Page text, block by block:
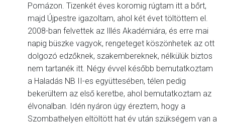
Pomázon. Tizenkét éves koromig rúgtam itt a bőrt,
majd Újpestre igazoltam, ahol két évet töltöttem el.
2008-ban felvettek az Illés Akadémiára, és erre mai
napig büszke vagyok, rengeteget köszönhetek az ott
dolgozó edzőknek, szakembereknek, nélkülük biztos
nem tartanék itt. Négy évvel később bemutatkoztam
a Haladás NB II-es együttesében, télen pedig
bekerültem az első keretbe, ahol bemutatkoztam az
élvonalban. Idén nyáron úgy éreztem, hogy a
Szombathelyen eltöltött hat év után szükségem van a